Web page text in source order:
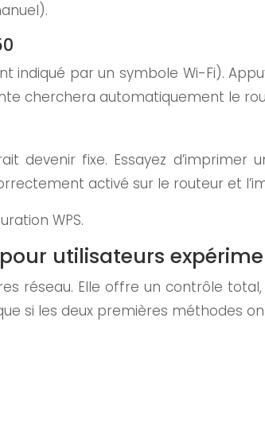
indiqué par un symbole Wi-Fi).
cherchera automatiquement le
devenir fixe. Essayez
activé sur le routeur et
WPS.
utilisateurs
réseau. Elle offre un contrôle
si les deux premières méthodes